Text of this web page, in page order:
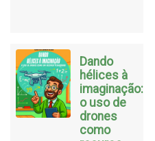
Dando
hélices à
imaginação:
o uso de
drones
como